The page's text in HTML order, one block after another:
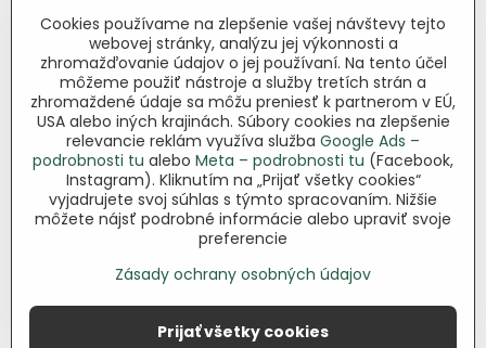
Všetko o nákupe
Ďakujeme za podporu
Sme slovenský e-shop bez dotácií​.
Fungujeme len vďaka vám – ľuďom, ktorí
veria v poctivú prácu a lásku k pôde​. Každý
nákup na Jutro​.sk nám pomáha pokračovať
v tom, čo má zmysel – pomáhať
záhradkárom zadarmo a srdcom​.
©2026Copyright
Predvoľby súkromiaZásady ochrany osobných údajov
Cookies používame na zlepšenie vašej návštevy tejto
webovej stránky, analýzu jej výkonnosti a
zhromažďovanie údajov o jej používaní. Na tento účel
môžeme použiť nástroje a služby tretích strán a
zhromaždené údaje sa môžu preniesť k partnerom v EÚ,
USA alebo iných krajinách. Súbory cookies na zlepšenie
relevancie reklám využíva služba Google Ads –
podrobnosti tu alebo Meta – podrobnosti tu (Facebook,
Instagram). Kliknutím na „Prijať všetky cookies“
vyjadrujete svoj súhlas s týmto spracovaním. Nižšie
môžete nájsť podrobné informácie alebo upraviť svoje
preferencie
Zásady ochrany osobných údajov
Prijať všetky cookies